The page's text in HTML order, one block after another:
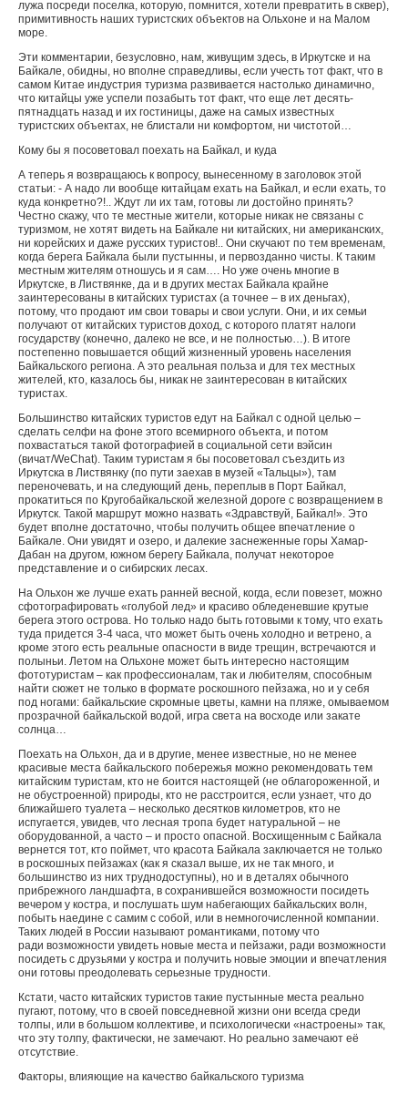
лужа посреди поселка, которую, помнится, хотели превратить в сквер),
примитивность наших туристских объектов на Ольхоне и на Малом
море.
Эти комментарии, безусловно, нам, живущим здесь, в Иркутске и на
Байкале, обидны, но вполне справедливы, если учесть тот факт, что в
самом Китае индустрия туризма развивается настолько динамично,
что китайцы уже успели позабыть тот факт, что еще лет десять-
пятнадцать назад и их гостиницы, даже на самых известных
туристских объектах, не блистали ни комфортом, ни чистотой…
Кому бы я посоветовал поехать на Байкал, и куда
А теперь я возвращаюсь к вопросу, вынесенному в заголовок этой
статьи: - А надо ли вообще китайцам ехать на Байкал, и если ехать, то
куда конкретно?!.. Ждут ли их там, готовы ли достойно принять?
Честно скажу, что те местные жители, которые никак не связаны с
туризмом, не хотят видеть на Байкале ни китайских, ни американских,
ни корейских и даже русских туристов!.. Они скучают по тем временам,
когда берега Байкала были пустынны, и первозданно чисты. К таким
местным жителям отношусь и я сам…. Но уже очень многие в
Иркутске, в Листвянке, да и в других местах Байкала крайне
заинтересованы в китайских туристах (а точнее – в их деньгах),
потому, что продают им свои товары и свои услуги. Они, и их семьи
получают от китайских туристов доход, с которого платят налоги
государству (конечно, далеко не все, и не полностью…). В итоге
постепенно повышается общий жизненный уровень населения
Байкальского региона. А это реальная польза и для тех местных
жителей, кто, казалось бы, никак не заинтересован в китайских
туристах.
Большинство китайских туристов едут на Байкал с одной целью –
сделать селфи на фоне этого всемирного объекта, и потом
похвастаться такой фотографией в социальной сети вэйсин
(вичат/WeChat). Таким туристам я бы посоветовал съездить из
Иркутска в Листвянку (по пути заехав в музей «Тальцы»), там
переночевать, и на следующий день, переплыв в Порт Байкал,
прокатиться по Кругобайкальской железной дороге с возвращением в
Иркутск. Такой маршрут можно назвать «Здравствуй, Байкал!». Это
будет вполне достаточно, чтобы получить общее впечатление о
Байкале. Они увидят и озеро, и далекие заснеженные горы Хамар-
Дабан на другом, южном берегу Байкала, получат некоторое
представление и о сибирских лесах.
На Ольхон же лучше ехать ранней весной, когда, если повезет, можно
сфотографировать «голубой лед» и красиво обледеневшие крутые
берега этого острова. Но только надо быть готовыми к тому, что ехать
туда придется 3-4 часа, что может быть очень холодно и ветрено, а
кроме этого есть реальные опасности в виде трещин, встречаются и
полыньи. Летом на Ольхоне может быть интересно настоящим
фототуристам – как профессионалам, так и любителям, способным
найти сюжет не только в формате роскошного пейзажа, но и у себя
под ногами: байкальские скромные цветы, камни на пляже, омываемом
прозрачной байкальской водой, игра света на восходе или закате
солнца…
Поехать на Ольхон, да и в другие, менее известные, но не менее
красивые места байкальского побережья можно рекомендовать тем
китайским туристам, кто не боится настоящей (не облагороженной, и
не обустроенной) природы, кто не расстроится, если узнает, что до
ближайшего туалета – несколько десятков километров, кто не
испугается, увидев, что лесная тропа будет натуральной – не
оборудованной, а часто – и просто опасной. Восхищенным с Байкала
вернется тот, кто поймет, что красота Байкала заключается не только
в роскошных пейзажах (как я сказал выше, их не так много, и
большинство из них труднодоступны), но и в деталях обычного
прибрежного ландшафта, в сохранившейся возможности посидеть
вечером у костра, и послушать шум набегающих байкальских волн,
побыть наедине с самим с собой, или в немногочисленной компании.
Таких людей в России называют романтиками, потому что
ради возможности увидеть новые места и пейзажи, ради возможности
посидеть с друзьями у костра и получить новые эмоции и впечатления
они готовы преодолевать серьезные трудности.
Кстати, часто китайских туристов такие пустынные места реально
пугают, потому, что в своей повседневной жизни они всегда среди
толпы, или в большом коллективе, и психологически «настроены» так,
что эту толпу, фактически, не замечают. Но реально замечают её
отсутствие.
Факторы, влияющие на качество байкальского туризма